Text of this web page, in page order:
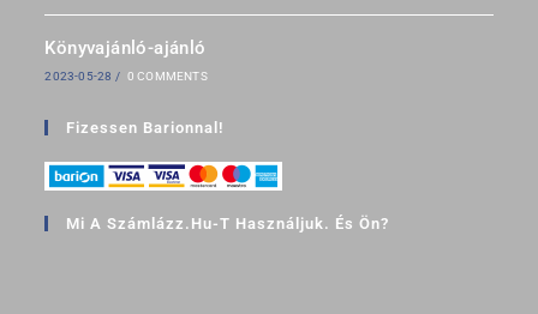
Könyvajánló-ajánló
2023-05-28 / 0 COMMENTS
Fizessen Barionnal!
Mi A Számlázz.hu-T Használjuk. És Ön?